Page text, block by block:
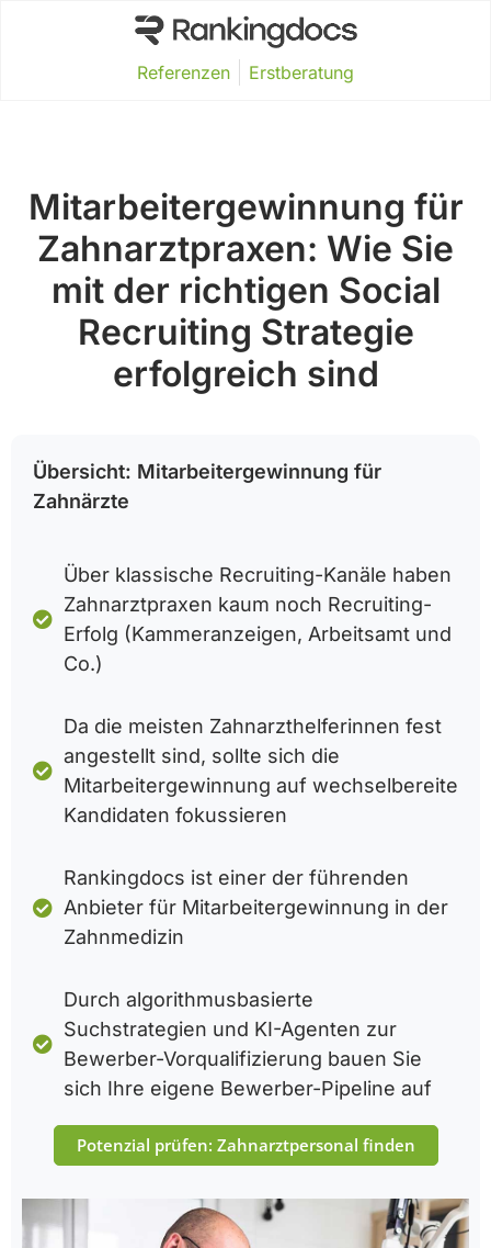
Referenzen Erstberatung
Mitarbeitergewinnung für
Zahnarztpraxen: Wie Sie
mit der richtigen Social
Recruiting Strategie
erfolgreich sind
Übersicht: Mitarbeitergewinnung für
Zahnärzte
Über klassische Recruiting-Kanäle haben
Zahnarztpraxen kaum noch Recruiting-
Erfolg (Kammeranzeigen, Arbeitsamt und
Co.)
Da die meisten Zahnarzthelferinnen fest
angestellt sind, sollte sich die
Mitarbeitergewinnung auf wechselbereite
Kandidaten fokussieren
Rankingdocs ist einer der führenden
Anbieter für Mitarbeitergewinnung in der
Zahnmedizin
Durch algorithmusbasierte
Suchstrategien und KI-Agenten zur
Bewerber-Vorqualifizierung bauen Sie
sich Ihre eigene Bewerber-Pipeline auf
Potenzial prüfen: Zahnarztpersonal finden